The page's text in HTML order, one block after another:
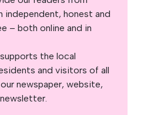
independent, honest and
– both online and in
the local
and visitors of all
newspaper, website,